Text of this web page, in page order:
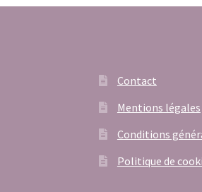
Contact
Mentions légales
Conditions
Politique de